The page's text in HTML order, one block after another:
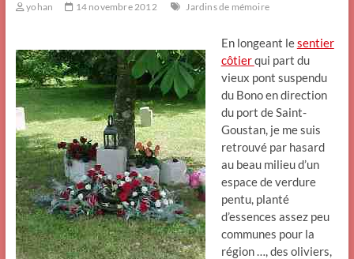
yohan 14 novembre 2012 Jardins de mémoire
En longeant lesentier
côtierqui part du
vieux pont suspendu
du Bono en direction
du port de Saint-
Goustan, je me suis
retrouvé par hasard
au beau milieu d’un
espace de verdure
pentu, planté
d’essences assez peu
communes pour la
région …, des oliviers,